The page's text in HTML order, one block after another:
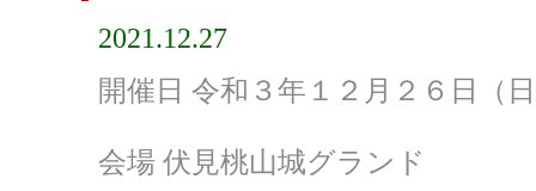
2021.12.27
開催日 令和３年１２月２６日（
会場 伏見桃山城グランド